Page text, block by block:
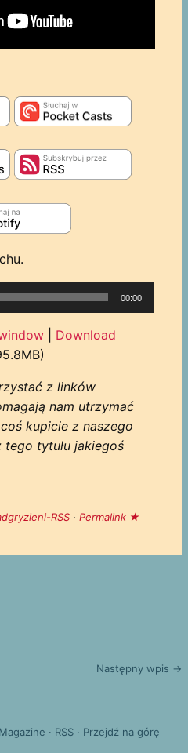
00:00
| Download
z linków
nam utrzymać
kupicie z naszego
tytułu jakiegoś
RSS· Permalink ★
Następny wpis →
· RSS· Przejdź na górę